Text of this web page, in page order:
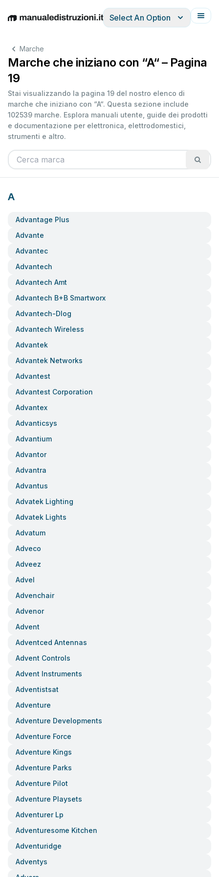
EnglishDeutschEspañolItalianoFrançais
Select An Option
Marche
Marche che iniziano con “A“ – Pagina
19
Stai visualizzando la pagina 19 del nostro elenco di
marche che iniziano con “A“. Questa sezione include
102539 marche. Esplora manuali utente, guide dei prodotti
e documentazione per elettronica, elettrodomestici,
strumenti e altro.
A
Advantage Plus
Advante
Advantec
Advantech
Advantech Amt
Advantech B+b Smartworx
Advantech-Dlog
Advantech Wireless
Advantek
Advantek Networks
Advantest
Advantest Corporation
Advantex
Advanticsys
Advantium
Advantor
Advantra
Advantus
Advatek Lighting
Advatek Lights
Advatum
Adveco
Adveez
Advel
Advenchair
Advenor
Advent
Adventced Antennas
Advent Controls
Advent Instruments
Adventistsat
Adventure
Adventure Developments
Adventure Force
Adventure Kings
Adventure Parks
Adventure Pilot
Adventure Playsets
Adventurer Lp
Adventuresome Kitchen
Adventuridge
Adventys